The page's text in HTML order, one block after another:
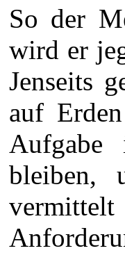
So der
wird er
Jenseits
auf
Aufgabe
bleiben,